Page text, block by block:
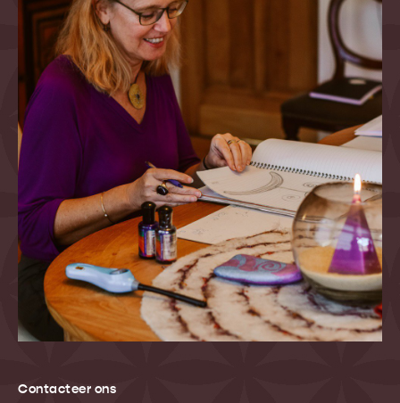
Contacteer ons